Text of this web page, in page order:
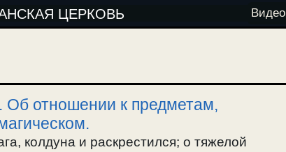
ЦЕРКОВЬ Видео
Об отношении к предметам,
колдуна и раскрестился; о тяжелой